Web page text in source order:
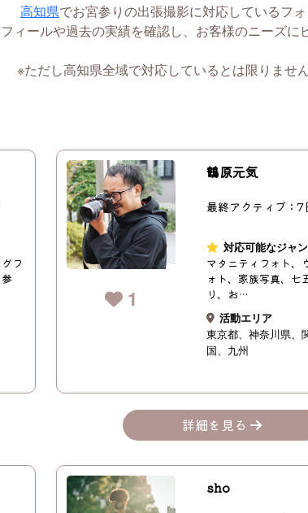
高知県でお宮参りの出張撮影に対応しているフォ
ィールや過去の実績を確認し、お客様のニーズに
※ただし高知県全域で対応しているとは限りませ
フ
1
鶴原元気
最終アクティブ：7
対応可能なジャ
マタニティフォト、
ォト、家族写真、七
り、お…
活動エリア
東京都
神奈川県
国
九州
詳細を見る
sho